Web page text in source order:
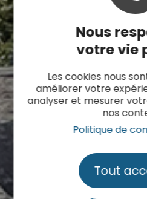
Nous
votre vie
Les cookies nous
améliorer votre
analyser et mesurer
nos
Politique de
Tout